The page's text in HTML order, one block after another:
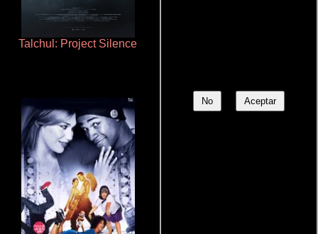
No Aceptar
Talchul: Project Silence